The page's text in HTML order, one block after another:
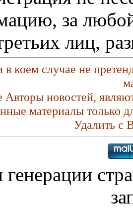
за любой
лиц,
в коем случае не
новостей,
материалы только
Удалить с
генерации